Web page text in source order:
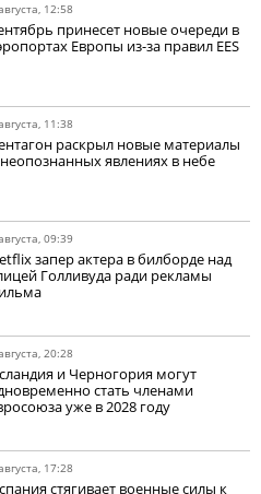
12:58
принесет новые очереди в
Европы из-за правил EES
11:38
раскрыл новые материалы
явлениях в небе
09:39
запер актера в билборде над
Голливуда ради рекламы
20:28
и Черногория могут
стать членами
уже в 2028 году
17:28
стягивает военные силы к